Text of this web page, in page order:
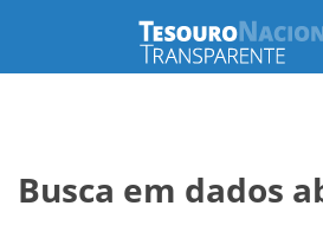
Busca em dados